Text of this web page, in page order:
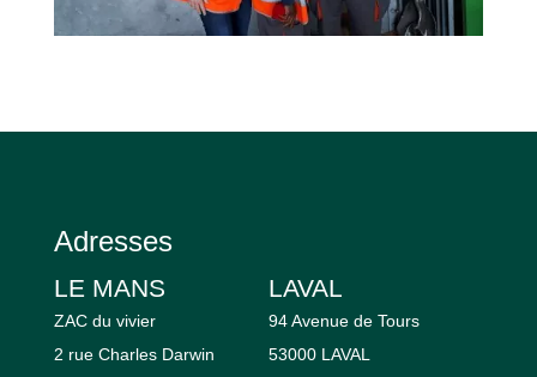
Adresses
LE MANS
ZAC du vivier
2 rue Charles Darwin
LAVAL
94 Avenue de Tours
53000 LAVAL